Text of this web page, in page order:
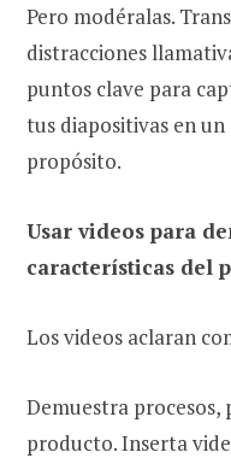
Pero modéralas.
distracciones
puntos clave para
tus diapositivas en
propósito.
Usar videos para
características del
Los videos aclaran
Demuestra
producto. Inserta